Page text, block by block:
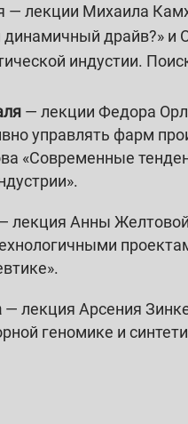
— лекции Михаила
динамичный драйв?»
индустии.
— лекции Федора
управлять фарм
«Современные
лекция Анны
— лекция Арсения
геномике и